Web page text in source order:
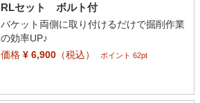
RLセット ボルト付
バケット両側に取り付けるだけで掘削作業
の効率UP♪
価格¥ 6,900（税込） ポイント 62pt